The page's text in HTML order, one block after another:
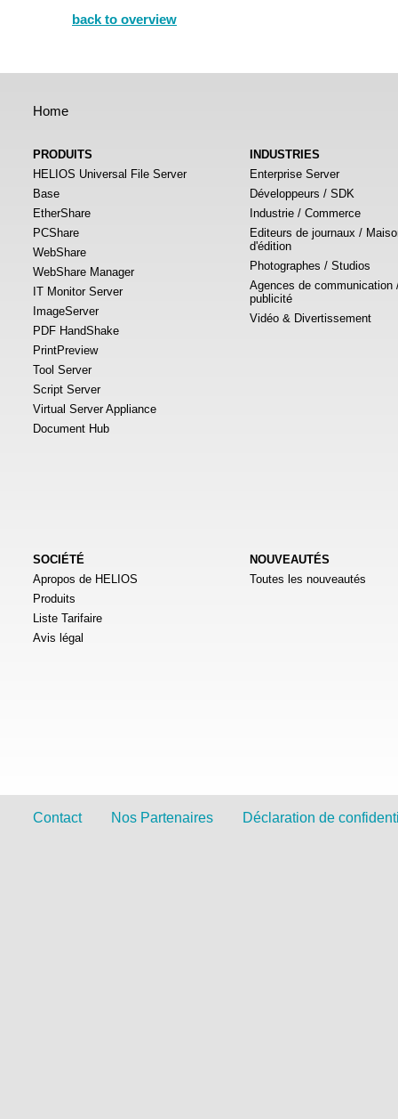
back to overview
Home
PRODUITS
HELIOS Universal File Server
Base
EtherShare
PCShare
WebShare
WebShare Manager
IT Monitor Server
ImageServer
PDF HandShake
PrintPreview
Tool Server
Script Server
Virtual Server Appliance
Document Hub
INDUSTRIES
Enterprise Server
Développeurs / SDK
Industrie / Commerce
Editeurs de journaux /
d'édition
Photographes / Studios
Agences de communication
publicité
Vidéo & Divertissement
SOCIÉTÉ
Apropos de HELIOS
Produits
Liste Tarifaire
Avis légal
NOUVEAUTÉS
Toutes les nouveautés
Contact Nos Partenaires Déclaration de